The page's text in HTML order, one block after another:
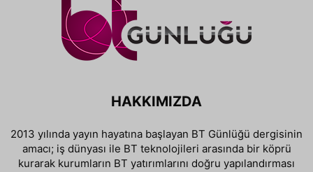
HAKKIMIZDA
2013 yılında yayın hayatına başlayan BT Günlüğü dergisinin
amacı; iş dünyası ile BT teknolojileri arasında bir köprü
kurarak kurumların BT yatırımlarını doğru yapılandırması